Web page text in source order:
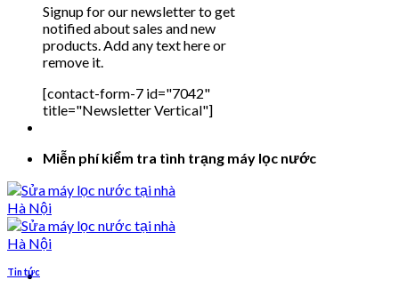
Signup for our newsletter to get
notified about sales and new
products. Add any text here or
remove it.
[contact-form-7 id="7042"
title="Newsletter Vertical"]
Miễn phí kiểm tra tình trạng máy lọc nước
Tin tức